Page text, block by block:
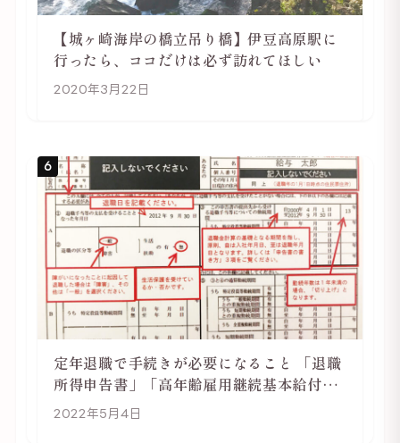
【城ヶ崎海岸の橋立吊り橋】伊豆高原駅に
行ったら、ココだけは必ず訪れてほしい
2020年3月22日
6
定年退職で手続きが必要になること 「退職
所得申告書」「高年齢雇用継続基本給付金
受給資格確認」
2022年5月4日